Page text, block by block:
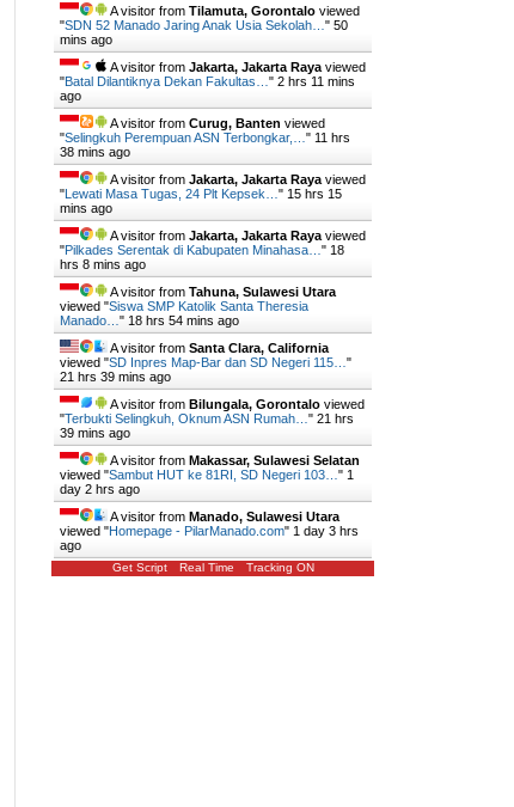
A visitor from Tilamuta, Gorontalo viewed
"SDN 52 Manado Jaring Anak Usia Sekolah… " 50
mins ago
A visitor from Jakarta, Jakarta Raya viewed
"Batal Dilantiknya Dekan Fakultas… " 2 hrs 11 mins
ago
A visitor from Curug, Banten viewed
"Selingkuh Perempuan ASN Terbongkar,… " 11 hrs
38 mins ago
A visitor from Jakarta, Jakarta Raya viewed
"Lewati Masa Tugas, 24 Plt Kepsek… " 15 hrs 15
mins ago
A visitor from Jakarta, Jakarta Raya viewed
"Pilkades Serentak di Kabupaten Minahasa… " 18
hrs 8 mins ago
A visitor from Tahuna, Sulawesi Utara
viewed "Siswa SMP Katolik Santa Theresia
Manado… " 18 hrs 54 mins ago
A visitor from Santa Clara, California
viewed "SD Inpres Map-Bar dan SD Negeri 115… "
21 hrs 39 mins ago
A visitor from Bilungala, Gorontalo viewed
"Terbukti Selingkuh, Oknum ASN Rumah… " 21 hrs
39 mins ago
A visitor from Makassar, Sulawesi Selatan
viewed "Sambut HUT ke 81RI, SD Negeri 103… " 1
day 2 hrs ago
A visitor from Manado, Sulawesi Utara
viewed "Homepage - PilarManado.com" 1 day 3 hrs
ago
Get Script Real Time Tracking ON